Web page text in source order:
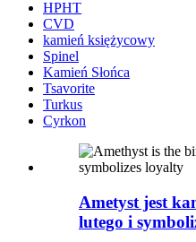
HPHT
CVD
kamień księżycowy
Spinel
Kamień Słońca
Tsavorite
Turkus
Cyrkon
Ametyst jest
lutego i